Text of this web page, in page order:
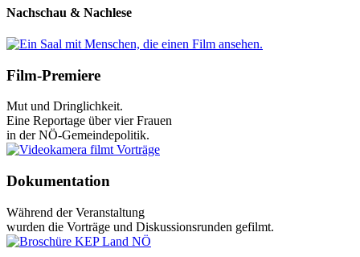
Nachschau & Nachlese
Film-Premiere
Mut und Dringlichkeit.
Eine Reportage über vier Frauen
in der NÖ-Gemeindepolitik.
Dokumentation
Während der Veranstaltung
wurden die Vorträge und Diskussionsrunden gefilmt.